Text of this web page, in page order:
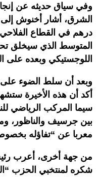
وفي سياق حديثه عن
درهم في القطاع
المتوسط الذي سيخلق
اللوجستيكي وبعده على
وبعد أن سلط الضوء على
أكد أن هذه الأخيرة
سيما المركب الرياضي
بين جرسيف والناظور،
معربا عن “تفاؤله بخصوص
من جهة أخرى، أعرب
شكره لمنتخبي الحزب